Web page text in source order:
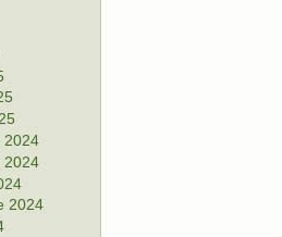
2024
2024
2024